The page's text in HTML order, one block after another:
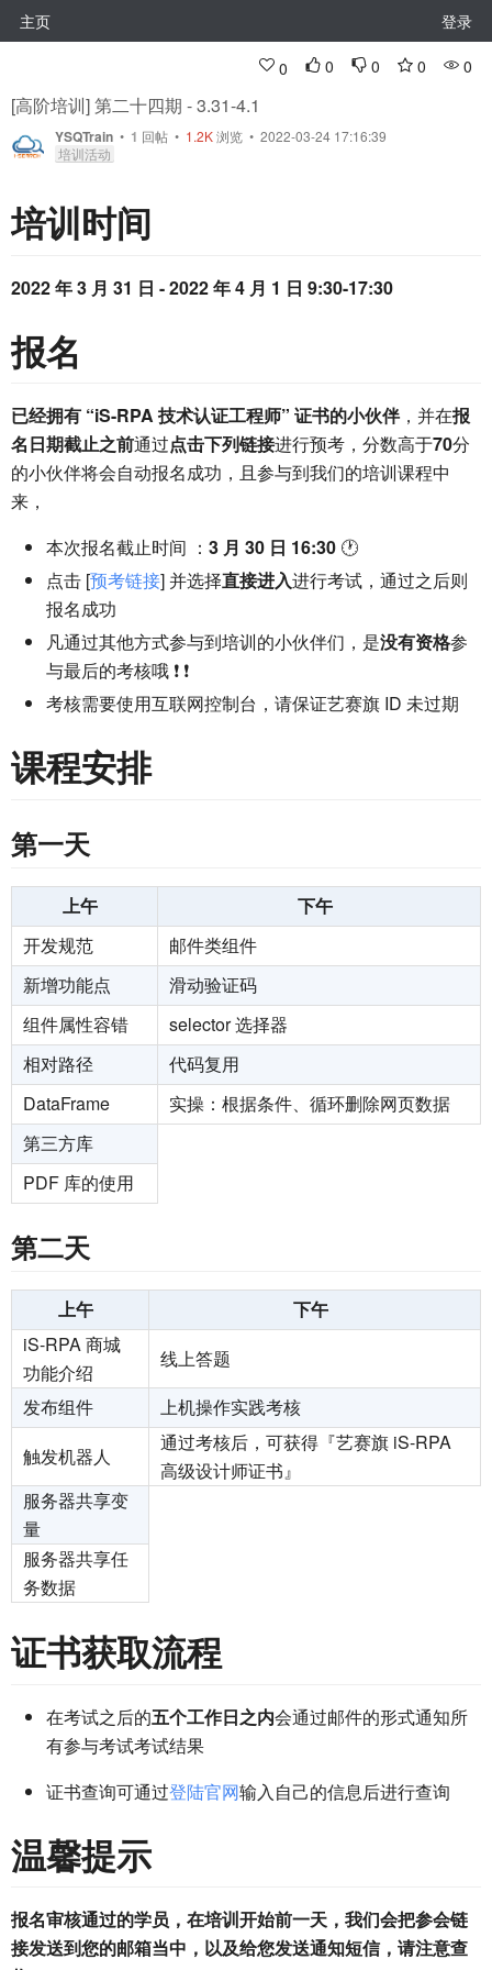
主页 登录
0 0 0 0 0
[高阶培训] 第二十四期 - 3.31-4.1
YSQTrain • 1 回帖 • 1.2K浏览 • 2022-03-24 17:16:39
培训活动
培训时间
2022 年 3 月 31 日 - 2022 年 4 月 1 日 9:30-17:30
报名
已经拥有 “iS-RPA 技术认证工程师” 证书的小伙伴，并在报
名日期截止之前通过点击下列链接进行预考，分数高于70分
的小伙伴将会自动报名成功，且参与到我们的培训课程中
来，
本次报名截止时间 ： 3 月 30 日 16:30 🕐
点击 [预考链接] 并选择直接进入进行考试，通过之后则
报名成功
凡通过其他方式参与到培训的小伙伴们，是没有资格参
与最后的考核哦 ❗ ❗
考核需要使用互联网控制台，请保证艺赛旗 ID 未过期
课程安排
第一天
上午
下午
开发规范
邮件类组件
新增功能点
滑动验证码
组件属性容错
selector 选择器
相对路径
代码复用
DataFrame
实操：根据条件、循环删除网页数据
第三方库
PDF 库的使用
第二天
上午
下午
iS-RPA 商城
功能介绍
线上答题
发布组件
上机操作实践考核
触发机器人
通过考核后，可获得『艺赛旗 iS-RPA
高级设计师证书』
服务器共享变
量
服务器共享任
务数据
证书获取流程
在考试之后的五个工作日之内会通过邮件的形式通知所
有参与考试考试结果
证书查询可通过登陆官网输入自己的信息后进行查询
温馨提示
报名审核通过的学员，在培训开始前一天，我们会把参会链
接发送到您的邮箱当中，以及给您发送通知短信，请注意查